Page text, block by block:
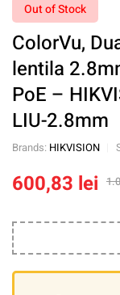
Out of Stock
ColorVu,
lentila
PoE –
LIU-2.8mm
Brands: HIKVISION
600,83 lei